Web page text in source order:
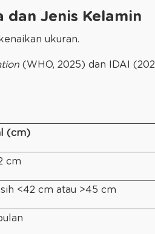
dan Jenis Kelamin
ukuran.
(WHO, 2025) dan IDAI
(cm)
cm
<42 cm atau >45 cm